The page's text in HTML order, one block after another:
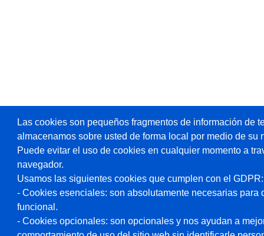
Las cookies son pequeños fragmentos de información de
almacenamos sobre usted de forma local por medio de su
Puede evitar el uso de cookies en cualquier momento a
navegador.
Usamos las siguientes cookies que cumplen con el GDPR:
- Cookies esenciales: son absolutamente necesarias para
funcional.
- Cookies opcionales: son opcionales y nos ayudan a